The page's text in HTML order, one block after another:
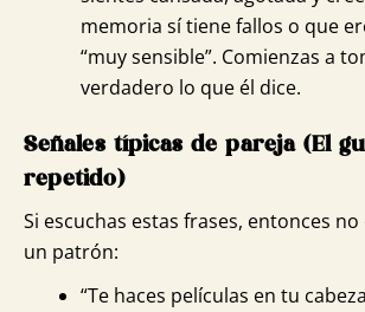
memoria sí tiene fallos o que
“muy sensible”. Comienzas a
verdadero lo que él dice.
Señales típicas de pareja (El
repetido)
Si escuchas estas frases, entonces
un patrón:
“Te haces películas en tu